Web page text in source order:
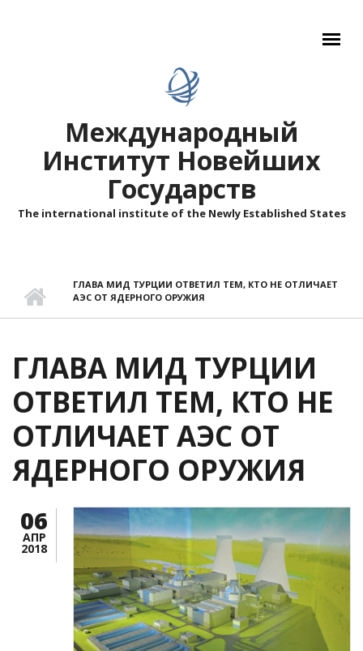
Международный
Институт Новейших
Государств
The international institute of the Newly Established States
ГЛАВА МИД ТУРЦИИ ОТВЕТИЛ ТЕМ, КТО НЕ ОТЛИЧАЕТ
АЭС ОТ ЯДЕРНОГО ОРУЖИЯ
ГЛАВА МИД ТУРЦИИ
ОТВЕТИЛ ТЕМ, КТО НЕ
ОТЛИЧАЕТ АЭС ОТ
ЯДЕРНОГО ОРУЖИЯ
06
АПР
2018